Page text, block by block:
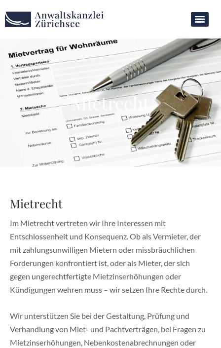
Mietrecht
Mietrecht
Im Mietrecht vertreten wir Ihre Interessen mit
Entschlossenheit und Konsequenz. Ob als Vermieter, der
mit zahlungsunwilligen Mietern oder missbräuchlichen
Forderungen konfrontiert ist, oder als Mieter, der sich
gegen ungerechtfertigte Mietzinserhöhungen oder
Kündigungen wehren muss – wir setzen Ihre Rechte durch.
Wir unterstützen Sie bei der Gestaltung, Prüfung und
Verhandlung von Miet- und Pachtverträgen, bei Fragen zu
Mietzinserhöhungen, Nebenkostenabrechnungen oder